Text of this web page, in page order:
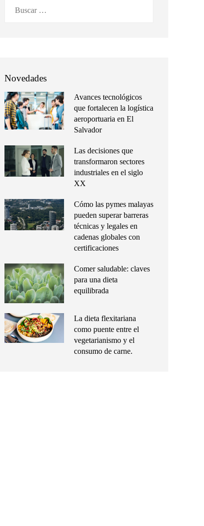
Novedades
Avances tecnológicos
que fortalecen la logística
aeroportuaria en El
Salvador
Las decisiones que
transformaron sectores
industriales en el siglo
XX
Cómo las pymes malayas
pueden superar barreras
técnicas y legales en
cadenas globales con
certificaciones
Comer saludable: claves
para una dieta
equilibrada
La dieta flexitariana
como puente entre el
vegetarianismo y el
consumo de carne.